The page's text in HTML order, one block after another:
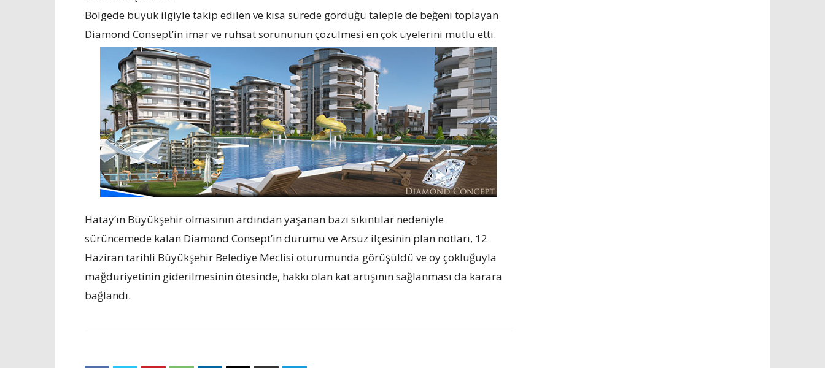
Bölgede büyük ilgiyle takip edilen ve kısa sürede gördüğü taleple de beğeni toplayan
Diamond Consept’in imar ve ruhsat sorununun çözülmesi en çok üyelerini mutlu etti.
Hatay’ın Büyükşehir olmasının ardından yaşanan bazı sıkıntılar nedeniyle
sürüncemede kalan Diamond Consept’in durumu ve Arsuz ilçesinin plan notları, 12
Haziran tarihli Büyükşehir Belediye Meclisi oturumunda görüşüldü ve oy çokluğuyla
mağduriyetinin giderilmesinin ötesinde, hakkı olan kat artışının sağlanması da karara
bağlandı.